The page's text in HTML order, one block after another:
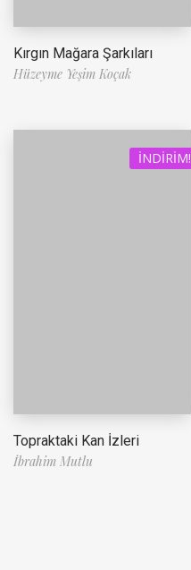
Kırgın Mağara Şarkıları
Hüzeyme Yeşim Koçak
İNDIRIM!
Topraktaki Kan İzleri
İbrahim Mutlu